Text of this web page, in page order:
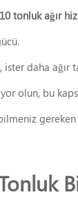
10 tonluk ağır
daha ağır
olun, bu
gereken